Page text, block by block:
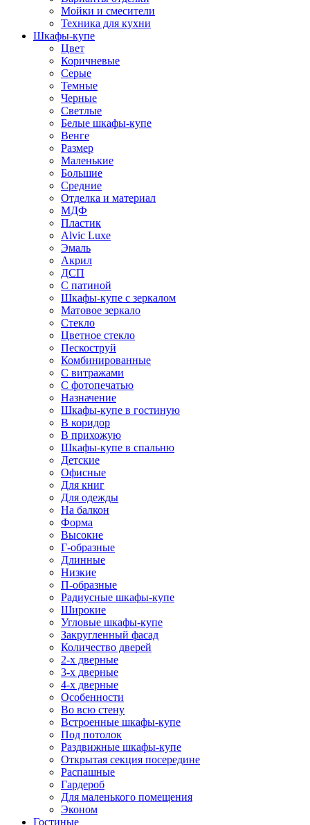
Мойки и смесители
Техника для кухни
Шкафы-купе
Цвет
Коричневые
Серые
Темные
Черные
Светлые
Белые шкафы-купе
Венге
Размер
Маленькие
Большие
Средние
Отделка и материал
МДФ
Пластик
Alvic Luxe
Эмаль
Акрил
ДСП
С патиной
Шкафы-купе с зеркалом
Матовое зеркало
Стекло
Цветное стекло
Пескоструй
Комбинированные
С витражами
С фотопечатью
Назначение
Шкафы-купе в гостиную
В коридор
В прихожую
Шкафы-купе в спальню
Детские
Офисные
Для книг
Для одежды
На балкон
Форма
Высокие
Г-образные
Длинные
Низкие
П-образные
Радиусные шкафы-купе
Широкие
Угловые шкафы-купе
Закругленный фасад
Количество дверей
2-х дверные
3-х дверные
4-х дверные
Особенности
Во всю стену
Встроенные шкафы-купе
Под потолок
Раздвижные шкафы-купе
Открытая секция посередине
Распашные
Гардероб
Для маленького помещения
Эконом
Гостиные